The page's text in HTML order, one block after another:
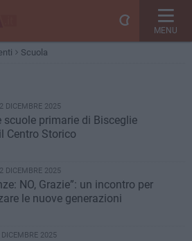
MENU
Scuola
DICEMBRE 2025
scuole primarie di Bisceglie
Centro Storico
DICEMBRE 2025
NO, Grazie”: un incontro per
le nuove generazioni
2025